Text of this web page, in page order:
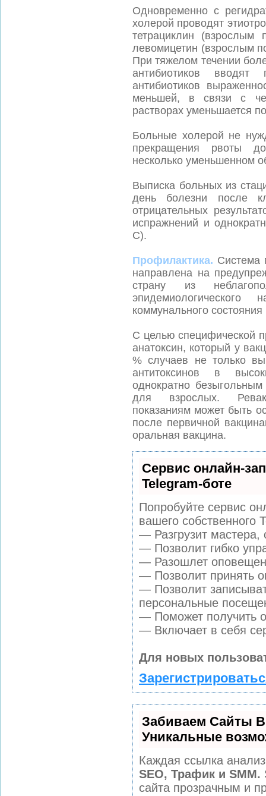
Одновременно с
холерой проводят
тетрациклин
левомицетин (взрослым
При тяжелом течении
антибиотиков
антибиотиков
меньшей, в связи с
растворах уменьшается
Больные холерой не
прекращения рвоты
несколько уменьшенном
Выписка больных из
день болезни после
отрицательных
испражнений и
С).
Профилактика. Система
направлена на
страну из
коммунального
С целью специфической
анатоксин, который у
% случаев не только
антитоксинов в
однократно
для взрослых.
показаниям может быть
после первичной
оральная вакцина.
Сервис онлайн-
Telegram-боте
Попробуйте сервис
вашего собственного
— Разгрузит
— Позволит гибко
— Разошлет
— Позволит принять
— Позволит
персональные
— Поможет получить
— Включает в себя
Для новых
Забиваем Сайты
Уникальные
Каждая ссылка
SEO, Трафик и SMM.
сайта прозрачным и